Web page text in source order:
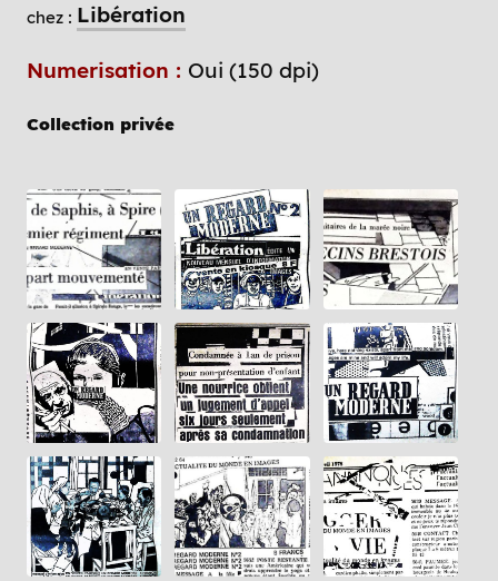
chez : Libération
Numerisation : Oui (150 dpi)
Collection privée